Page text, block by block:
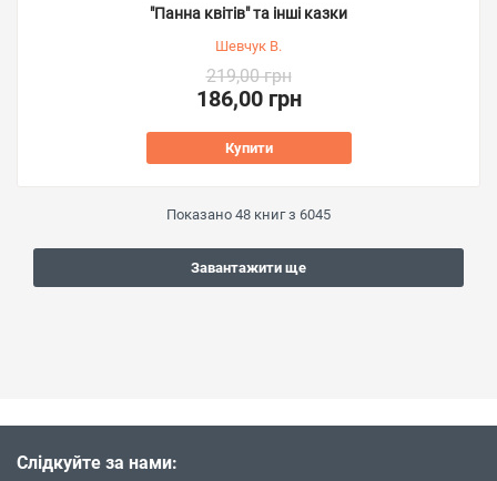
"Панна квітів" та інші казки
Шевчук В.
219,00 грн
186,00 грн
Купити
Показано 48 книг з 6045
Завантажити ще
Слідкуйте за нами: